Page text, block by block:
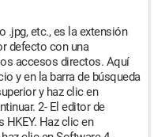
.jpg, etc., es la extensión
defecto con una
accesos directos. Aquí
y en la barra de búsqueda
y haz clic en
2- El editor de
HKEY. Haz clic en